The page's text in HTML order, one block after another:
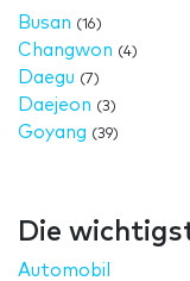
Busan (16)
Changwon (4)
Daegu (7)
Daejeon (3)
Goyang (39)
Die
Automobil